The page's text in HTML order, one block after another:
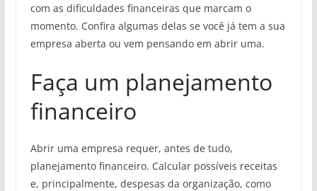
com as dificuldades financeiras que marcam o
momento. Confira algumas delas se você já tem a sua
empresa aberta ou vem pensando em abrir uma.
Faça um planejamento
financeiro
Abrir uma empresa requer, antes de tudo,
planejamento financeiro. Calcular possíveis receitas
e, principalmente, despesas da organização, como